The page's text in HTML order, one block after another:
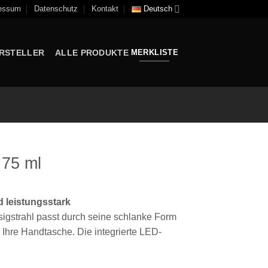
Datenschutz Kontakt Deutsch
ALLE PRODUKTE MERKLISTE
ml
leistungsstark
passt durch seine schlanke Form
Handtasche. Die integrierte LED-